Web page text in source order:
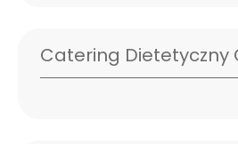
Catering Dietetyczny